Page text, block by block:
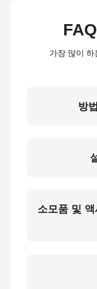
가장 많이 하
방
소모품 및